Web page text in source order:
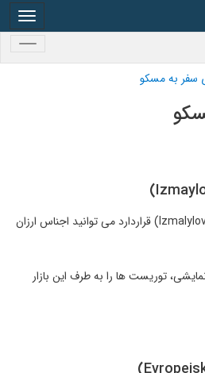
سفر به مسکو
این بازار که در پارک ایزمالیلوو (Izmalylovo) قراردارد می توانید اجناس ارزان
توریست ها را به طرف این بازار